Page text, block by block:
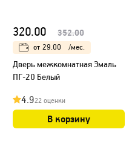
320.00 352.00
от 29.00 /мес.
Дверь межкомнатная Эмаль
ПГ-20 Белый
4.922 оценки
В корзину